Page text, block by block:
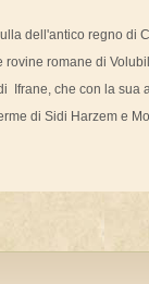
dell'antico regno di
rovine romane di
Ifrane, che con la sua
di Sidi Harzem e